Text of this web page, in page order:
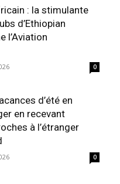
: la stimulante
d’Ethiopian
l’Aviation
0
d’été en
en recevant
à l’étranger
0